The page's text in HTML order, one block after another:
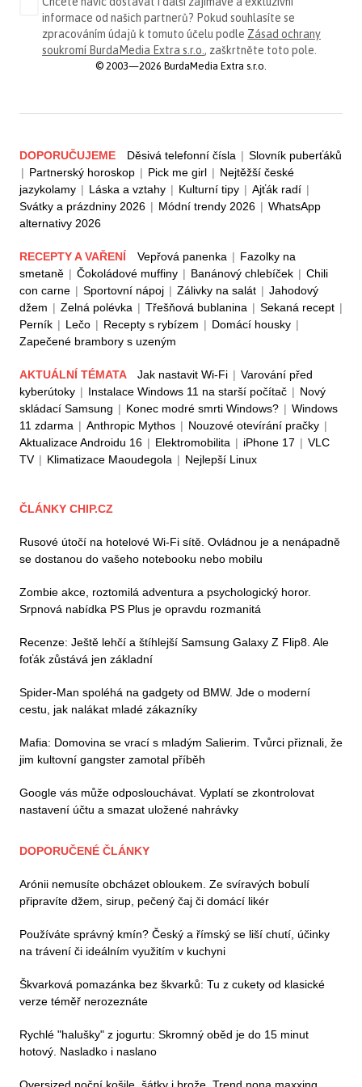
informace od našich partnerů? Pokud souhlasíte se
zpracováním údajů k tomuto účelu podle Zásad ochrany
soukromí BurdaMedia Extra s.r.o., zaškrtněte toto pole.
© 2003—2026 BurdaMedia Extra s.r.o.
DOPORUČUJEME Děsivá telefonní čísla | Slovník puberťáků
| Partnerský horoskop | Pick me girl | Nejtěžší české
jazykolamy | Láska a vztahy | Kulturní tipy | Ajťák radí |
Svátky a prázdniny 2026 | Módní trendy 2026 | WhatsApp
alternativy 2026
RECEPTY A VAŘENÍ Vepřová panenka | Fazolky na
smetaně | Čokoládové muffiny | Banánový chlebíček | Chili
con carne | Sportovní nápoj | Zálivky na salát | Jahodový
džem | Zelná polévka | Třešňová bublanina | Sekaná recept |
Perník | Lečo | Recepty s rybízem | Domácí housky |
Zapečené brambory s uzeným
AKTUÁLNÍ TÉMATA Jak nastavit Wi-Fi | Varování před
kyberútoky | Instalace Windows 11 na starší počítač | Nový
skládací Samsung | Konec modré smrti Windows? | Windows
11 zdarma | Anthropic Mythos | Nouzové otevírání pračky |
Aktualizace Androidu 16 | Elektromobilita | iPhone 17 | VLC
TV | Klimatizace Maoudegola | Nejlepší Linux
ČLÁNKY CHIP.CZ
Rusové útočí na hotelové Wi-Fi sítě. Ovládnou je a nenápadně
se dostanou do vašeho notebooku nebo mobilu
Zombie akce, roztomilá adventura a psychologický horor.
Srpnová nabídka PS Plus je opravdu rozmanitá
Recenze: Ještě lehčí a štíhlejší Samsung Galaxy Z Flip8. Ale
foťák zůstává jen základní
Spider-Man spoléhá na gadgety od BMW. Jde o moderní
cestu, jak nalákat mladé zákazníky
Mafia: Domovina se vrací s mladým Salierim. Tvůrci přiznali, že
jim kultovní gangster zamotal příběh
Google vás může odposlouchávat. Vyplatí se zkontrolovat
nastavení účtu a smazat uložené nahrávky
DOPORUČENÉ ČLÁNKY
Arónii nemusíte obcházet obloukem. Ze svíravých bobulí
připravíte džem, sirup, pečený čaj či domácí likér
Používáte správný kmín? Český a římský se liší chutí, účinky
na trávení či ideálním využitím v kuchyni
Škvarková pomazánka bez škvarků: Tu z cukety od klasické
verze téměř nerozeznáte
Rychlé "halušky" z jogurtu: Skromný oběd je do 15 minut
hotový. Nasladko i naslano